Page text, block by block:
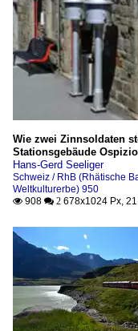
Wie zwei Zinnsoldaten
Stationsgebäude
Hans-Gerd Seeliger
Schweiz / RhB (Rhätische
Weltkulturerbe) 950
 908  2 678x1024 Px,